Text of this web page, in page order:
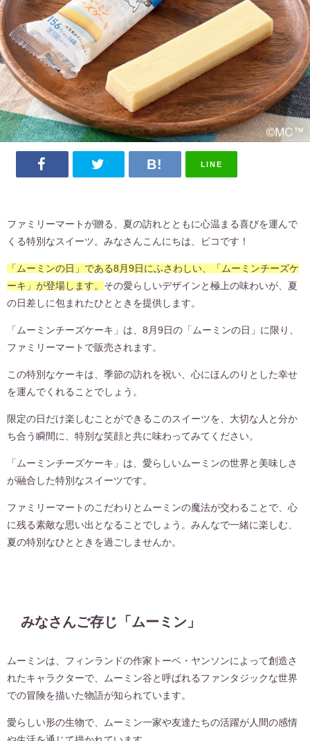
LINE
ファミリーマートが贈る、夏の訪れとともに心温まる喜びを運んで
くる特別なスイーツ。みなさんこんにちは、ピコです！
「ムーミンの日」である8月9日にふさわしい、「ムーミンチーズケ
ーキ」が登場します。 その愛らしいデザインと極上の味わいが、夏
の日差しに包まれたひとときを提供します。
「ムーミンチーズケーキ」は、8月9日の「ムーミンの日」に限り、
ファミリーマートで販売されます。
この特別なケーキは、季節の訪れを祝い、心にほんのりとした幸せ
を運んでくれることでしょう。
限定の日だけ楽しむことができるこのスイーツを、大切な人と分か
ち合う瞬間に、特別な笑顔と共に味わってみてください。
「ムーミンチーズケーキ」は、愛らしいムーミンの世界と美味しさ
が融合した特別なスイーツです。
ファミリーマートのこだわりとムーミンの魔法が交わることで、心
に残る素敵な思い出となることでしょう。みんなで一緒に楽しむ、
夏の特別なひとときを過ごしませんか。
みなさんご存じ「ムーミン」
ムーミンは、フィンランドの作家トーベ・ヤンソンによって創造さ
れたキャラクターで、ムーミン谷と呼ばれるファンタジックな世界
での冒険を描いた物語が知られています。
愛らしい形の生物で、ムーミン一家や友達たちの活躍が人間の感情